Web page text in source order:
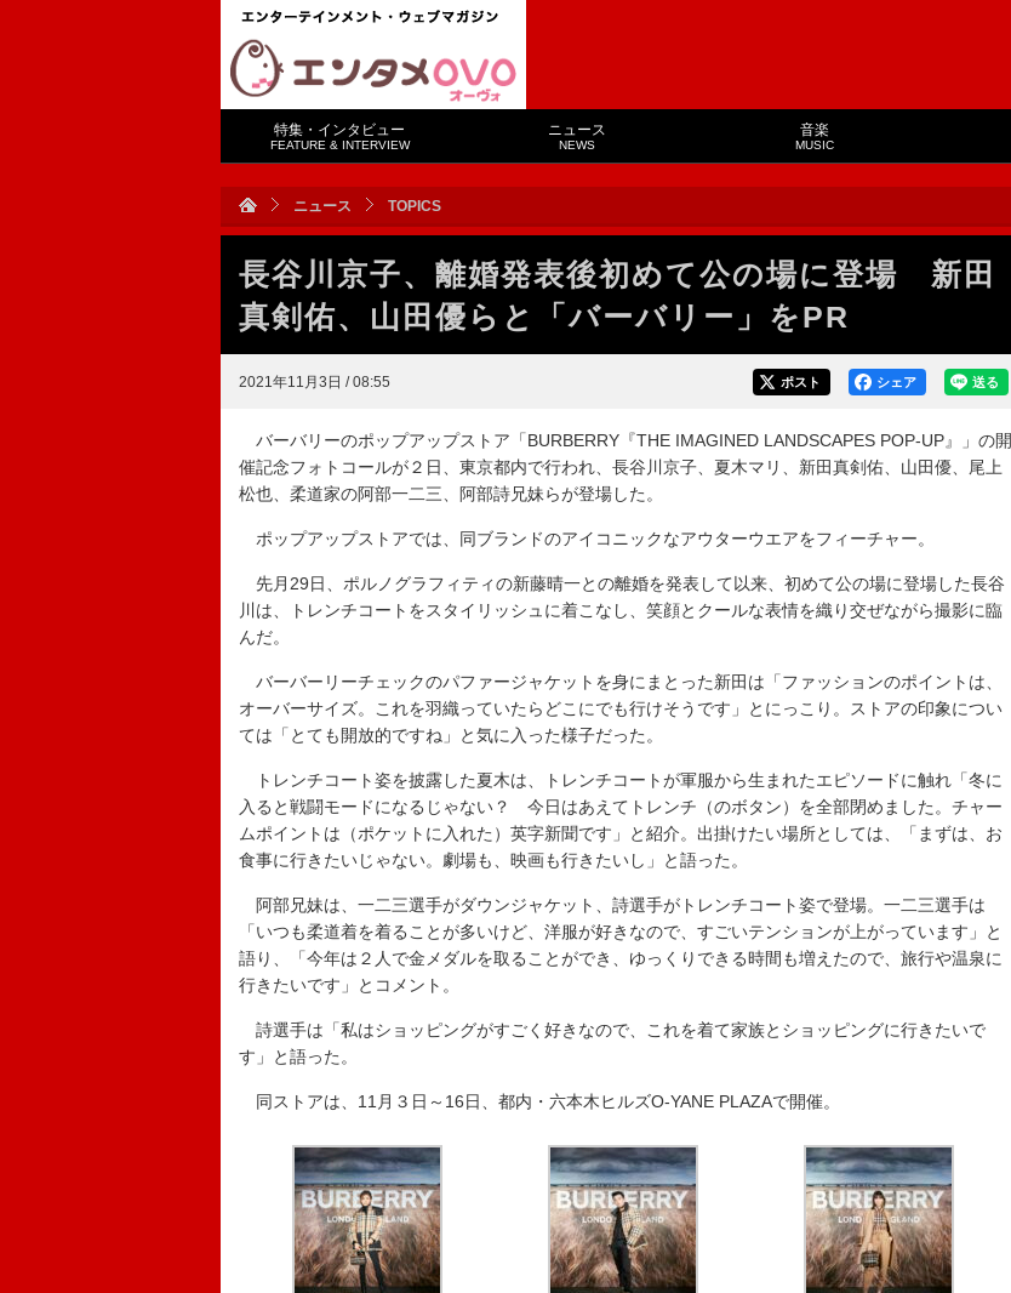
特集・インタビュー
FEATURE & INTERVIEW
ニュース
NEWS
音楽
MUSIC
ニュース TOPICS
長谷川京子、離婚発表後初めて公の場に登場 新田
真剣佑、山田優らと「バーバリー」をPR
2021年11月3日 / 08:55 送る
シェア
ポスト
バーバリーのポップアップストア「BURBERRY『THE IMAGINED LANDSCAPES POP-UP』」の開
催記念フォトコールが２日、東京都内で行われ、長谷川京子、夏木マリ、新田真剣佑、山田優、尾上
松也、柔道家の阿部一二三、阿部詩兄妹らが登場した。
ポップアップストアでは、同ブランドのアイコニックなアウターウエアをフィーチャー。
先月29日、ポルノグラフィティの新藤晴一との離婚を発表して以来、初めて公の場に登場した長谷
川は、トレンチコートをスタイリッシュに着こなし、笑顔とクールな表情を織り交ぜながら撮影に臨
んだ。
バーバーリーチェックのパファージャケットを身にまとった新田は「ファッションのポイントは、
オーバーサイズ。これを羽織っていたらどこにでも行けそうです」とにっこり。ストアの印象につい
ては「とても開放的ですね」と気に入った様子だった。
トレンチコート姿を披露した夏木は、トレンチコートが軍服から生まれたエピソードに触れ「冬に
入ると戦闘モードになるじゃない？ 今日はあえてトレンチ（のボタン）を全部閉めました。チャー
ムポイントは（ポケットに入れた）英字新聞です」と紹介。出掛けたい場所としては、「まずは、お
食事に行きたいじゃない。劇場も、映画も行きたいし」と語った。
阿部兄妹は、一二三選手がダウンジャケット、詩選手がトレンチコート姿で登場。一二三選手は
「いつも柔道着を着ることが多いけど、洋服が好きなので、すごいテンションが上がっています」と
語り、「今年は２人で金メダルを取ることができ、ゆっくりできる時間も増えたので、旅行や温泉に
行きたいです」とコメント。
詩選手は「私はショッピングがすごく好きなので、これを着て家族とショッピングに行きたいで
す」と語った。
同ストアは、11月３日～16日、都内・六本木ヒルズO-YANE PLAZAで開催。